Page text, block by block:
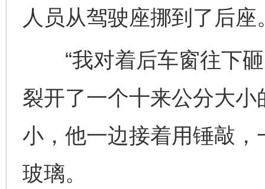
人员从驾驶座挪到了后座
“我对着后车窗往下砸
裂开了一个十来公分大
小，他一边接着用锤敲
玻璃。